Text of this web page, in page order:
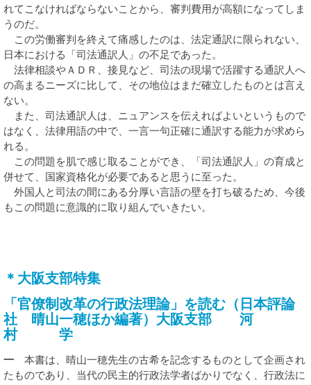
れてこなければならないことから、審判費用が高額になってしま
うのだ。
この労働審判を終えて痛感したのは、法定通訳に限られない、
日本における「司法通訳人」の不足であった。
法律相談やＡＤＲ、接見など、司法の現場で活躍する通訳人へ
の高まるニーズに比して、その地位はまだ確立したものとは言え
ない。
また、司法通訳人は、ニュアンスを伝えればよいというもので
はなく、法律用語の中で、一言一句正確に通訳する能力が求めら
れる。
この問題を肌で感じ取ることができ、「司法通訳人」の育成と
併せて、国家資格化が必要であると思うに至った。
外国人と司法の間にある分厚い言語の壁を打ち破るため、今後
もこの問題に意識的に取り組んでいきたい。
＊大阪支部特集
「官僚制改革の行政法理論」を読む（日本評論
社 晴山一穂ほか編著）大阪支部 河
村 学
一本書は、晴山一穂先生の古希を記念するものとして企画され
たものであり、当代の民主的行政法学者ばかりでなく、行政法に